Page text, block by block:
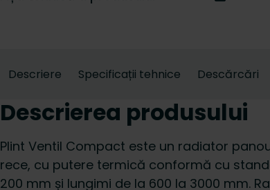
Descriere Specificații tehnice Descărcări
Descrierea produsului
Plint Ventil Compact este un radiator
rece, cu putere termică conformă cu
200 mm și lungimi de la 600 la 3000 mm.